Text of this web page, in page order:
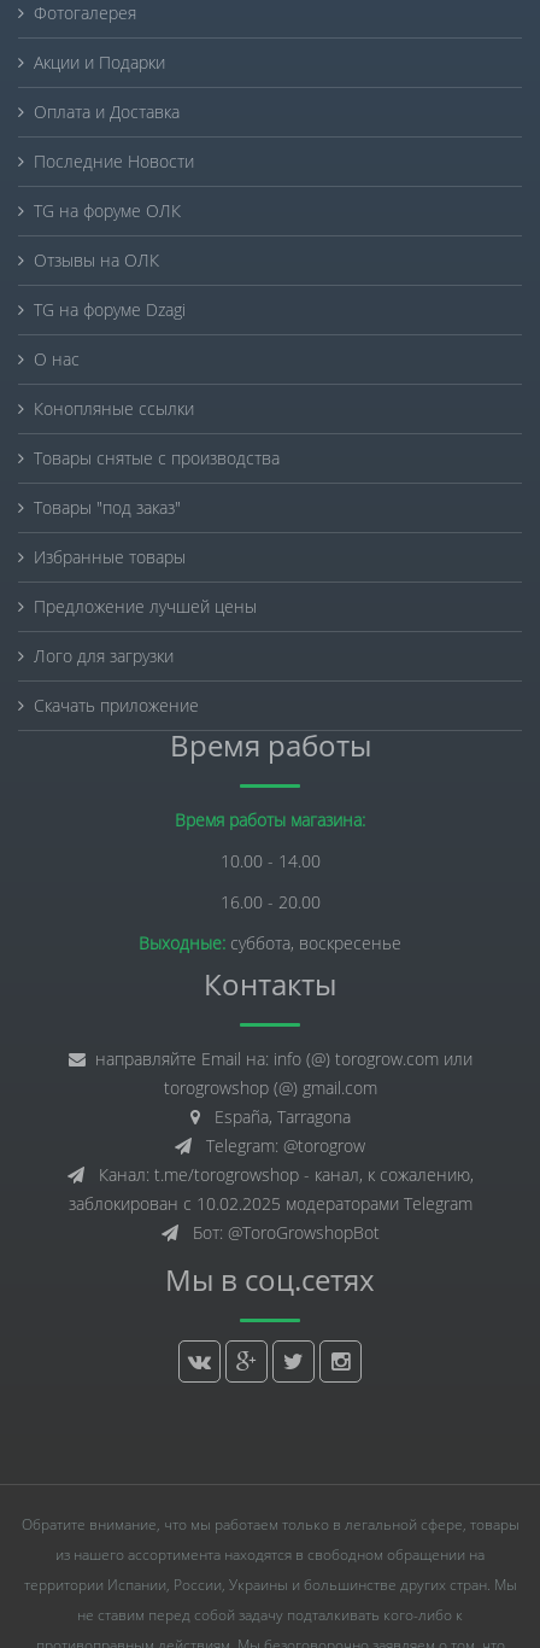
Фотогалерея
Акции и Подарки
Оплата и Доставка
Последние Новости
TG на форуме ОЛК
Отзывы на ОЛК
TG на форуме Dzagi
О нас
Конопляные ссылки
Товары снятые с производства
Товары "под заказ"
Избранные товары
Предложение лучшей цены
Лого для загрузки
Скачать приложение
Время работы
Время работы магазина:
10.00 - 14.00
16.00 - 20.00
Выходные: суббота, воскресенье
Контакты
направляйте Email на: info (@) torogrow.com или
torogrowshop (@) gmail.com
España, Tarragona
Telegram: @torogrow
Канал: t.me/torogrowshop - канал, к сожалению,
заблокирован с 10.02.2025 модераторами Telegram
Бот: @ToroGrowshopBot
Мы в соц.сетях
Обратите внимание, что мы работаем только в легальной сфере, товары
из нашего ассортимента находятся в свободном обращении на
территории Испании, России, Украины и большинстве других стран. Мы
не ставим перед собой задачу подталкивать кого-либо к